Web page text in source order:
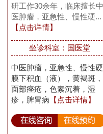
研工作30余年，临床擅长中
医肿瘤，亚急性、慢性硬...
【点击详情】
坐诊科室：国医堂
中医肿瘤，亚急性、慢性硬
膜下积血（液），黄褐斑，
面部痤疮，色素沉着，湿
疹，脾胃病 【点击详情】